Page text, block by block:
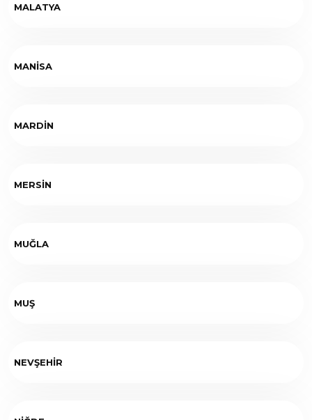
MALATYA
MANİSA
MARDİN
MERSİN
MUĞLA
MUŞ
NEVŞEHİR